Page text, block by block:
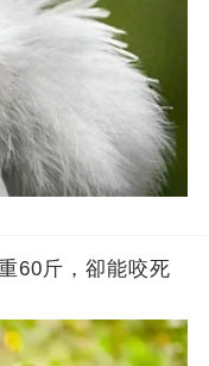
60斤，卻能咬死